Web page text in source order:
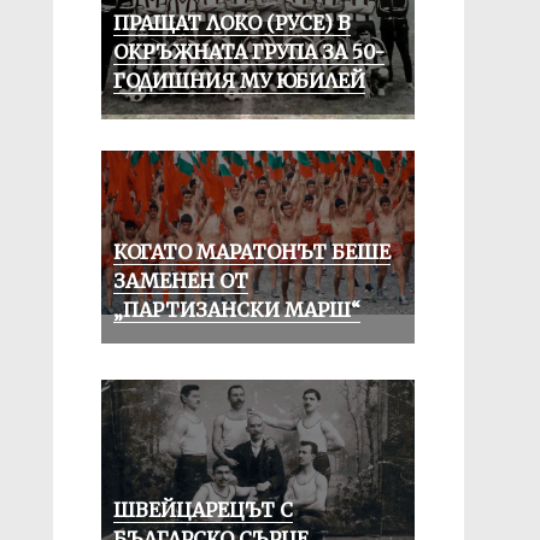
ПРАЩАТ ЛОКО (РУСЕ) В
ОКРЪЖНАТА ГРУПА ЗА 50-
ГОДИШНИЯ МУ ЮБИЛЕЙ
КОГАТО МАРАТОНЪТ БЕШЕ
ЗАМЕНЕН ОТ
„ПАРТИЗАНСКИ МАРШ“
ШВЕЙЦАРЕЦЪТ С